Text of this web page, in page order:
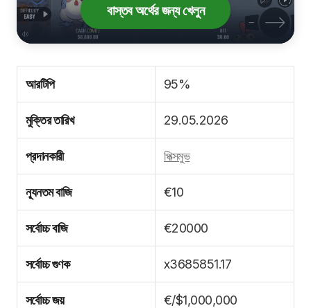
বাস্তব অর্থের জন্য খেলুন
আরটিপি 95%
মুক্তির তারিখ 29.05.2026
প্রদানকারী পিক্সমুভ
ন্যূনতম বাজি €10
সর্বোচ্চ বাজি €20000
সর্বোচ্চ গুণক x3685851.17
সর্বোচ্চ জয় €/$1,000,000